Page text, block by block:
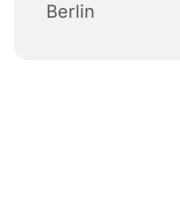
Berlin